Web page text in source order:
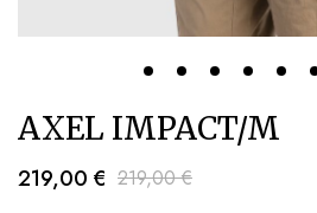
all'inizio
della
galleria
AXEL IMPACT/M
219,00 € 219,00 €